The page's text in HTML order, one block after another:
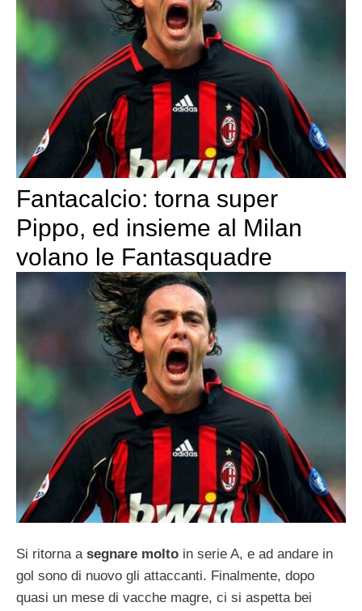
Fantacalcio: torna super
Pippo, ed insieme al Milan
volano le Fantasquadre
Si ritorna a segnare molto in serie A, e ad andare in
gol sono di nuovo gli attaccanti. Finalmente, dopo
quasi un mese di vacche magre, ci si aspetta bei